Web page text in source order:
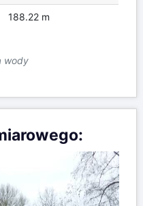
wody
188.22 m